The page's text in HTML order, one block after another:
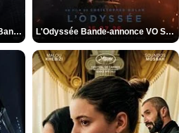
Spider-Man: Brand New Day Bande-annonce VO STFR L'Odyssée Bande-annonce VO STFR